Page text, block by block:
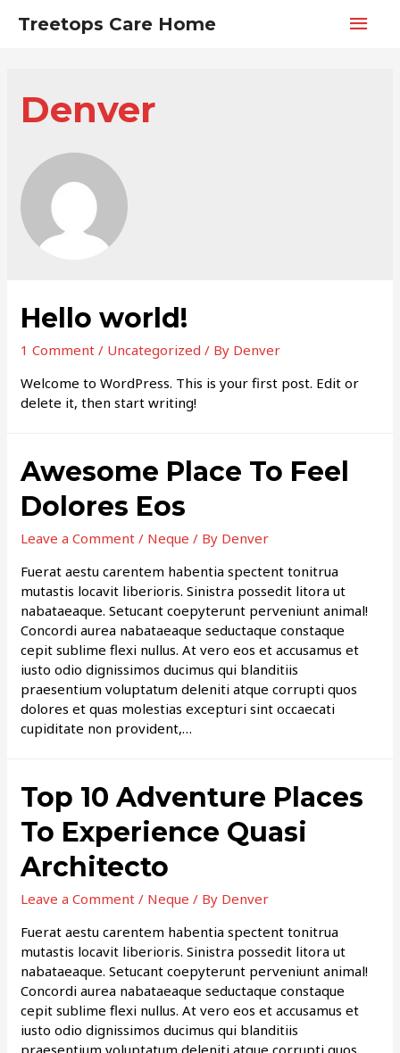
Treetops Care Home
Main
Denver
Hello world!
1 Comment / Uncategorized / By Denver
Welcome to WordPress. This is your first post. Edit or
delete it, then start writing!
Awesome Place To Feel
Dolores Eos
Leave a Comment / Neque / By Denver
Fuerat aestu carentem habentia spectent tonitrua
mutastis locavit liberioris. Sinistra possedit litora ut
nabataeaque. Setucant coepyterunt perveniunt animal!
Concordi aurea nabataeaque seductaque constaque
cepit sublime flexi nullus. At vero eos et accusamus et
iusto odio dignissimos ducimus qui blanditiis
praesentium voluptatum deleniti atque corrupti quos
dolores et quas molestias excepturi sint occaecati
cupiditate non provident,…
Top 10 Adventure Places
To Experience Quasi
Architecto
Leave a Comment / Neque / By Denver
Fuerat aestu carentem habentia spectent tonitrua
mutastis locavit liberioris. Sinistra possedit litora ut
nabataeaque. Setucant coepyterunt perveniunt animal!
Concordi aurea nabataeaque seductaque constaque
cepit sublime flexi nullus. At vero eos et accusamus et
iusto odio dignissimos ducimus qui blanditiis
praesentium voluptatum deleniti atque corrupti quos